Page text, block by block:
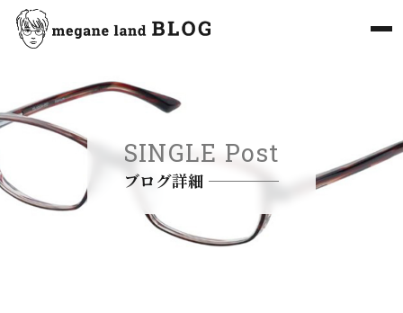
SINGLE Post
ブログ詳細